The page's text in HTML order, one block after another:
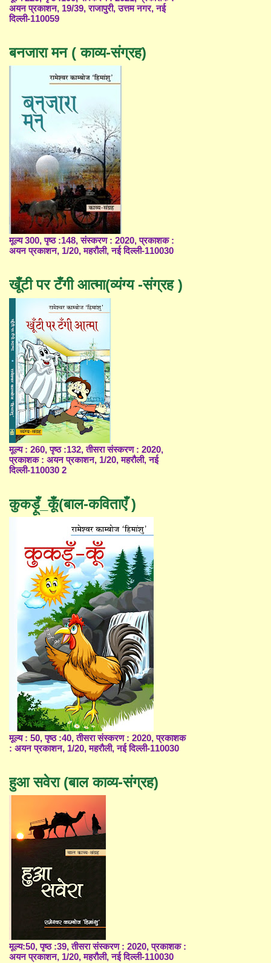
अयन प्रकाशन, 19/39, राजापुरी, उत्तम नगर, नई
दिल्ली-110059
बनजारा मन ( काव्य-संग्रह)
मूल्य 300, पृष्ठ :148, संस्करण : 2020, प्रकाशक :
अयन प्रकाशन, 1/20, महरौली, नई दिल्ली-110030
खूँटी पर टँगी आत्मा(व्यंग्य -संग्रह )
मूल्य : 260, पृष्ठ :132, तीसरा संस्करण : 2020,
प्रकाशक : अयन प्रकाशन, 1/20, महरौली, नई
दिल्ली-110030 2
कुकड़ूँ_कूँ(बाल-कविताएँ )
मूल्य : 50, पृष्ठ :40, तीसरा संस्करण : 2020, प्रकाशक
: अयन प्रकाशन, 1/20, महरौली, नई दिल्ली-110030
हुआ सवेरा (बाल काव्य-संग्रह)
मूल्य:50, पृष्ठ :39, तीसरा संस्करण : 2020, प्रकाशक :
अयन प्रकाशन, 1/20, महरौली, नई दिल्ली-110030